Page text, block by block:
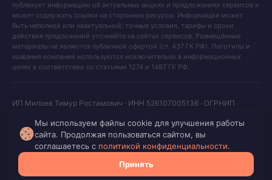
Мы используем файлы cookie для улучшения работы
сайта. Продолжая пользоваться сайтом, вы
соглашаетесь с политикой конфиденциальности.
Принять
публикует информацию об актуальных акциях и предложениях сервисов и
может содержать ссылки на сторонние ресурсы. Информация может
быть неполной или неактуальной; точные условия, тарифы и сроки
действия предложений уточняйте на сайтах сервисов. Размещённые
материалы не являются публичной офертой (ст. 437 ГК РФ). Логотипы и
названия компаний используются исключительно в информационных
целях в соответствии со статьями 1274 и 1487 ГК РФ.
ИП Милоев Тимур Ростамович · ИНН 526107005136 · ОГРНИП
Политика конфиденциальности
По вопросам авторских прав —
utagency@yandex.ru
·
Для ИИ (llms.txt)
© 2026 promokod-biznes.ru · Все материалы защищены авторским
правом. Копирование запрещено.